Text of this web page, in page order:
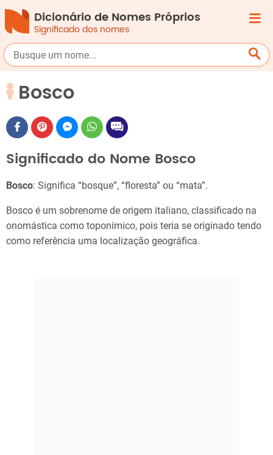
Dicionário de Nomes Próprios
Significado dos nomes
Bosco
Significado do Nome Bosco
Bosco: Significa “bosque”, “floresta” ou “mata”.
Bosco é um sobrenome de origem italiano, classificado na
onomástica como toponímico, pois teria se originado tendo
como referência uma localização geográfica.